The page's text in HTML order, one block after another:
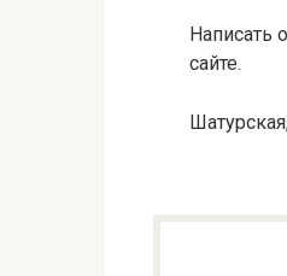
Написать
сайте.